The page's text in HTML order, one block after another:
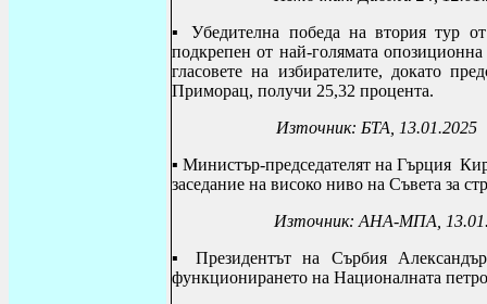
▪ Убедителна победа на втория тур
подкрепен от най-голямата
гласовете на избирателите, докато
Приморац, получи 25,32 процента.
Източник: БТА, 13.01.2025
▪ Министър-председателят на Гърция
заседание на високо ниво на Съвета за
Източник: АНА-МПА,
▪Президентът на Сърбия
функционирането на Националната